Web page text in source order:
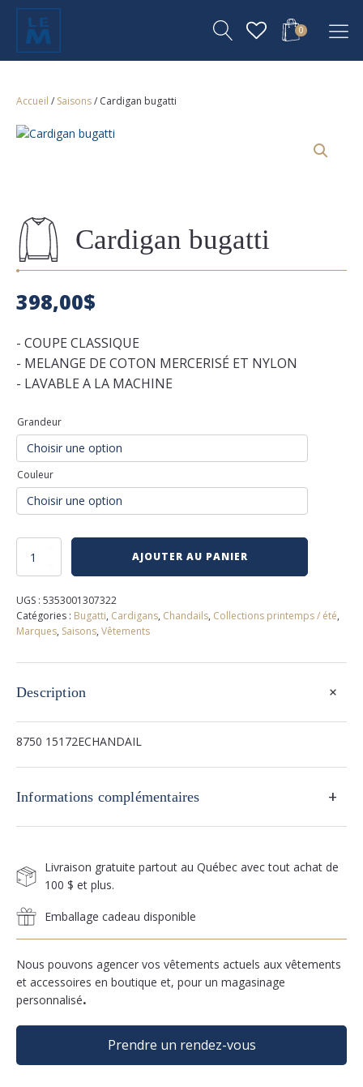
0
Accueil / Saisons/ Cardigan bugatti
Cardigan bugatti
398,00$
- COUPE CLASSIQUE
- MELANGE DE COTON MERCERISÉ ET NYLON
- LAVABLE A LA MACHINE
Grandeur
Couleur
quantité
bugatti
AJOUTER AU PANIER
UGS : 5353001307322
Catégories : Bugatti, Cardigans, Chandails, Collections printemps / été,
Marques, Saisons, Vêtements
Description +
8750 15172ECHANDAIL
Informations complémentaires +
Livraison gratuite partout au Québec avec tout achat de
100 $ et plus.
Emballage cadeau disponible
Nous pouvons agencer vos vêtements actuels aux vêtements
et accessoires en boutique et, pour un magasinage
personnalisé.
Prendre un rendez-vous